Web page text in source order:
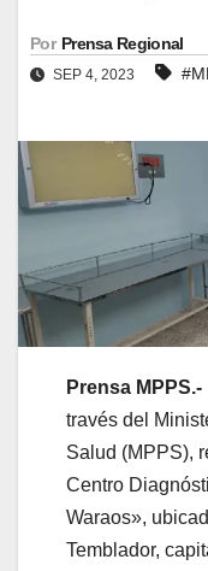
Por Prensa Regional
SEP 4, 2023
Prensa MPPS.-
través del
Salud (MPPS),
Centro
Waraos»,
Temblador,